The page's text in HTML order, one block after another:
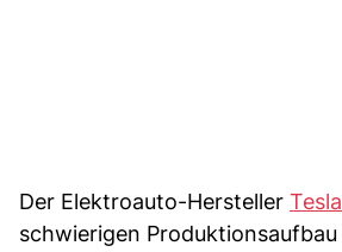
Der Elektroauto-Hersteller Tesla
schwierigen